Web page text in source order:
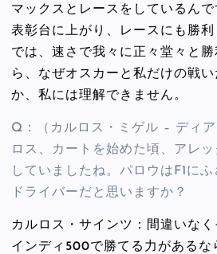
マックスとレースをしているん
表彰台に上がり、レースにも勝
では、速さで我々に正々堂々と
ら、なぜオスカーと私だけの戦
か、私には理解できません。
Q：（カルロス・ミゲル – ディ
ロス、カートを始めた頃、アレ
していましたね。パロウはF1に
ドライバーだと思いますか？
カルロス・サインツ：間違いなく
インディ500で勝てる力があるな